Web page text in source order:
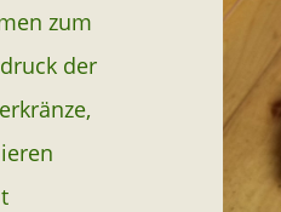
zum
der